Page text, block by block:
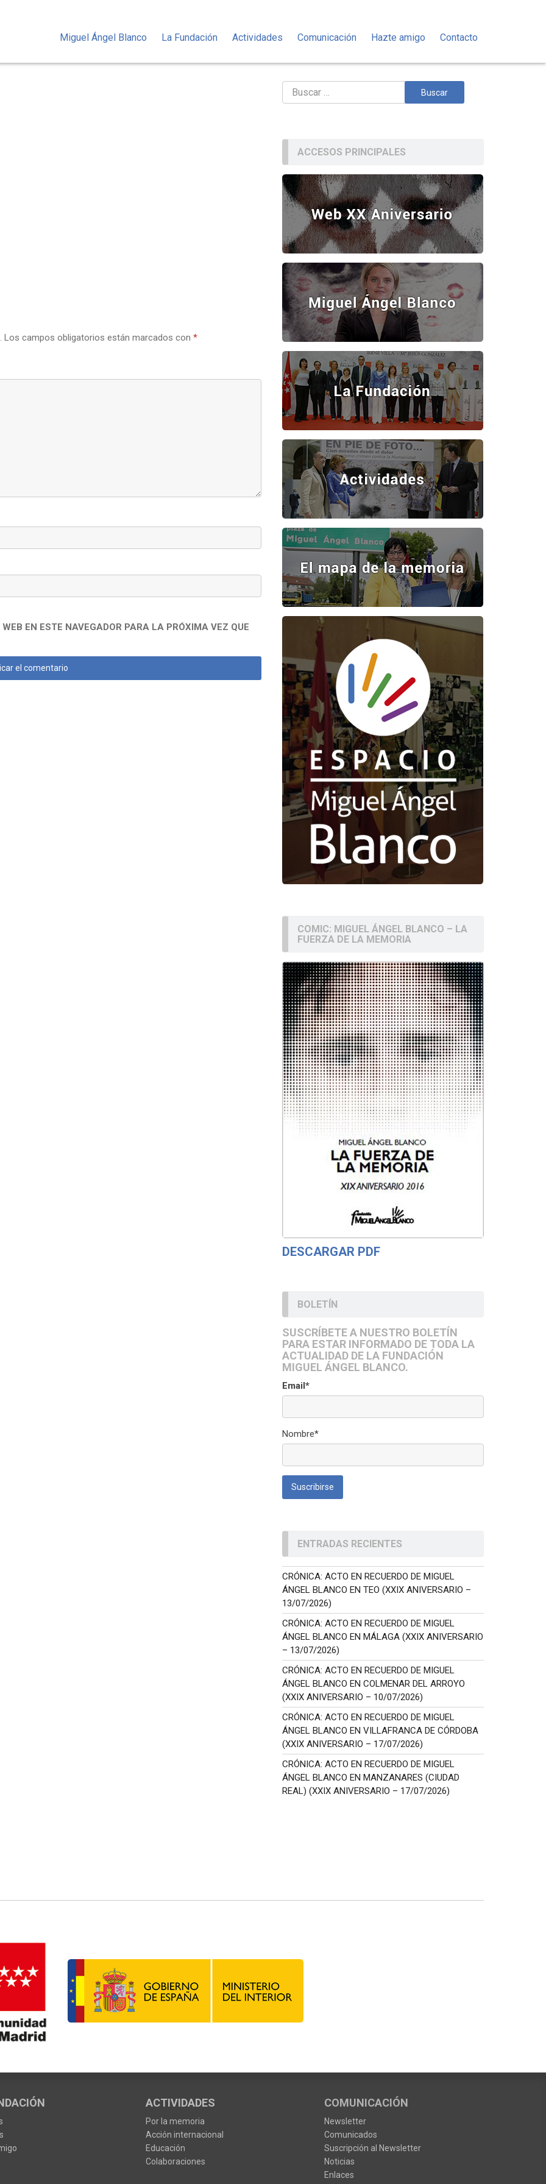
Miguel Ángel Blanco La Fundación Actividades Comunicación Hazte amigo Contacto
Los campos obligatorios están marcados con *
EN ESTE NAVEGADOR PARA LA PRÓXIMA VEZ QUE
Buscar:
ACCESOS PRINCIPALES
COMIC: MIGUEL ÁNGEL BLANCO – LA
FUERZA DE LA MEMORIA
DESCARGAR PDF
BOLETÍN
SUSCRÍBETE A NUESTRO BOLETÍN
PARA ESTAR INFORMADO DE TODA LA
ACTUALIDAD DE LA FUNDACIÓN
MIGUEL ÁNGEL BLANCO.
Email*
Nombre*
ENTRADAS RECIENTES
CRÓNICA: ACTO EN RECUERDO DE MIGUEL
ÁNGEL BLANCO EN TEO (XXIX ANIVERSARIO –
13/07/2026)
CRÓNICA: ACTO EN RECUERDO DE MIGUEL
ÁNGEL BLANCO EN MÁLAGA (XXIX ANIVERSARIO
– 13/07/2026)
CRÓNICA: ACTO EN RECUERDO DE MIGUEL
ÁNGEL BLANCO EN COLMENAR DEL ARROYO
(XXIX ANIVERSARIO – 10/07/2026)
CRÓNICA: ACTO EN RECUERDO DE MIGUEL
ÁNGEL BLANCO EN VILLAFRANCA DE CÓRDOBA
(XXIX ANIVERSARIO – 17/07/2026)
CRÓNICA: ACTO EN RECUERDO DE MIGUEL
ÁNGEL BLANCO EN MANZANARES (CIUDAD
REAL) (XXIX ANIVERSARIO – 17/07/2026)
ACTIVIDADES
Por la memoria
Acción internacional
Educación
Colaboraciones
COMUNICACIÓN
Newsletter
Comunicados
Suscripción al Newsletter
Noticias
Enlaces